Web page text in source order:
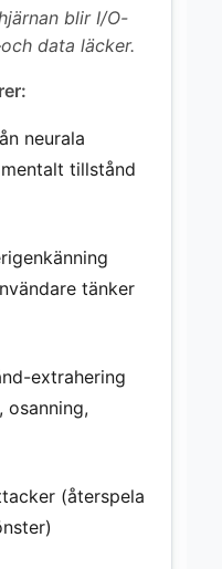
blir I/O-
data läcker.
neurala
tillstånd
tänker
extrahering
osanning,
(återspela